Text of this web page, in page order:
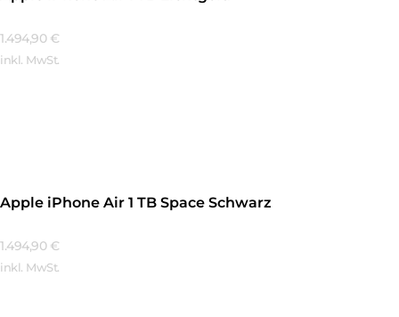
1.494,90 €
inkl. MwSt.
Apple iPhone Air 1 TB Space Schwarz
1.494,90 €
inkl. MwSt.